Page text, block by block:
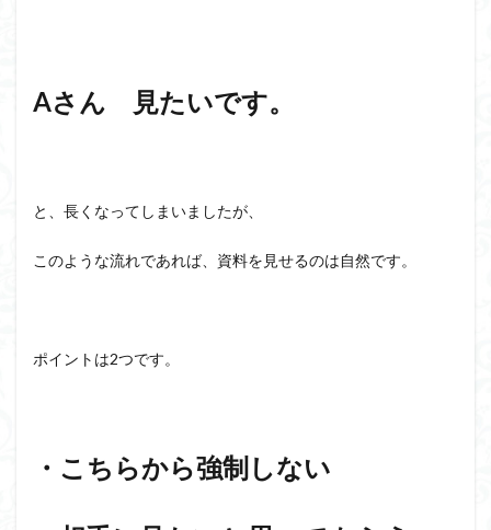
Aさん 見たいです。
と、長くなってしまいましたが、
このような流れであれば、資料を見せるのは自然です。
ポイントは2つです。
・こちらから強制しない